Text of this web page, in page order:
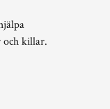
och killar.